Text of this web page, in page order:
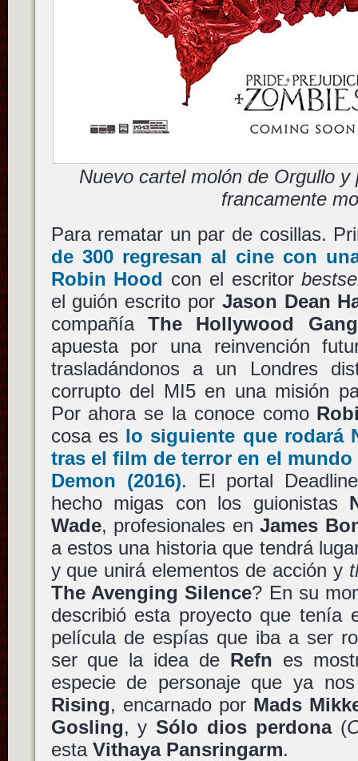
Nuevo cartel molón de Orgullo
francamente
Para rematar un par de cosillas.
de 300regresan al cine con
Robin Hood con el escritor
el guión escrito por Jason Dean
compañía The Hollywood Gang
apuesta por una reinvención
trasladándonos a un Londres
corrupto del MI5 en una misión
Por ahora se la conoce como
cosa es lo siguiente que rodará
tras el film de terror en el
Demon (2016). El portal
hecho migas con los guionistas
Wade, profesionales enJames
a estos una historia que tendrá
y que unirá elementos de acción y
The Avenging Silence? En su
describió esta proyecto que tenía
película de espías que iba a ser
ser que la idea de Refn es
especie de personaje que ya
Rising, encarnado por Mads
Gosling, ySólo dios perdona(
esta Vithaya Pansringarm.